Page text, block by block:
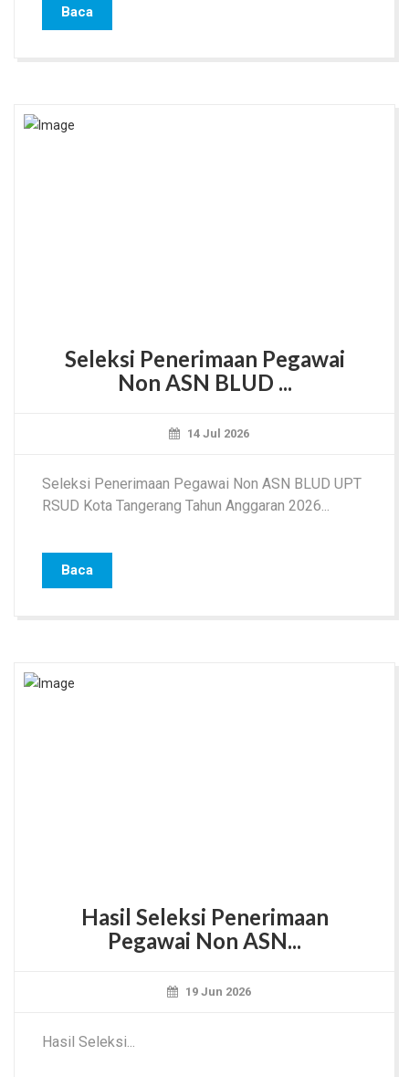
Baca
Seleksi Penerimaan Pegawai
Non ASN BLUD ...
14 Jul 2026
Seleksi Penerimaan Pegawai Non ASN BLUD UPT
RSUD Kota Tangerang Tahun Anggaran 2026...
Baca
Hasil Seleksi Penerimaan
Pegawai Non ASN...
19 Jun 2026
Hasil Seleksi...